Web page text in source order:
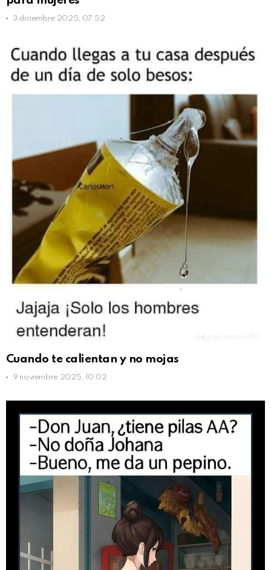
3 diciembre 2025, 07:52
Cuando te calientan y no mojas
9 noviembre 2025, 10:02